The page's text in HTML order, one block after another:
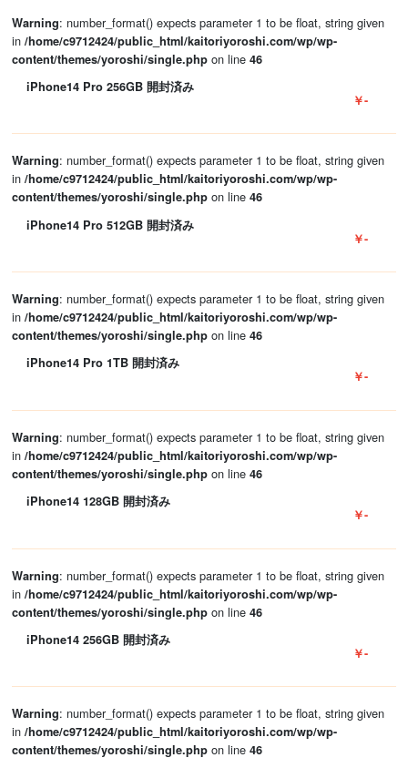
Warning: number_format() expects parameter 1 to be float, string given
in /home/c9712424/public_html/kaitoriyoroshi.com/wp/wp-
content/themes/yoroshi/single.phpon line 46
iPhone14 Pro 256GB 開封済み
￥-
Warning: number_format() expects parameter 1 to be float, string given
in /home/c9712424/public_html/kaitoriyoroshi.com/wp/wp-
content/themes/yoroshi/single.phpon line 46
iPhone14 Pro 512GB 開封済み
￥-
Warning: number_format() expects parameter 1 to be float, string given
in /home/c9712424/public_html/kaitoriyoroshi.com/wp/wp-
content/themes/yoroshi/single.phpon line 46
iPhone14 Pro 1TB 開封済み
￥-
Warning: number_format() expects parameter 1 to be float, string given
in /home/c9712424/public_html/kaitoriyoroshi.com/wp/wp-
content/themes/yoroshi/single.phpon line 46
iPhone14 128GB 開封済み
￥-
Warning: number_format() expects parameter 1 to be float, string given
in /home/c9712424/public_html/kaitoriyoroshi.com/wp/wp-
content/themes/yoroshi/single.phpon line 46
iPhone14 256GB 開封済み
￥-
Warning: number_format() expects parameter 1 to be float, string given
in /home/c9712424/public_html/kaitoriyoroshi.com/wp/wp-
content/themes/yoroshi/single.phpon line 46